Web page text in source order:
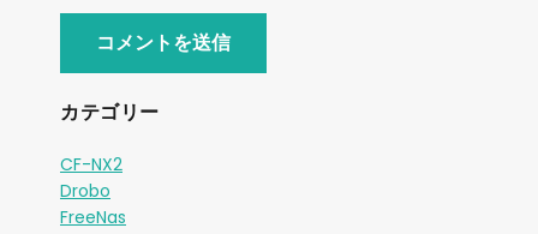
カテゴリー
CF-NX2
Drobo
FreeNas